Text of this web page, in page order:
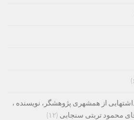
از همشهری پژوهشگر، نویسنده ،
محمود تربتی سنجابی (۱۲)